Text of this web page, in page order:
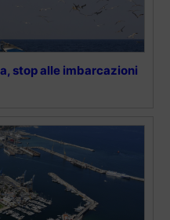
stop alle imbarcazioni